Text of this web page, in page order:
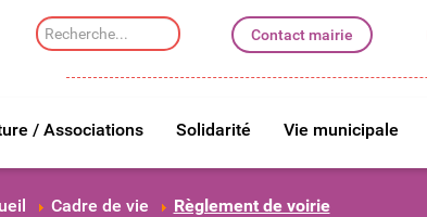
Rechercher
dans
Contact mairie
/ Associations Solidarité Vie municipale
Cadre de vie Règlement de voirie